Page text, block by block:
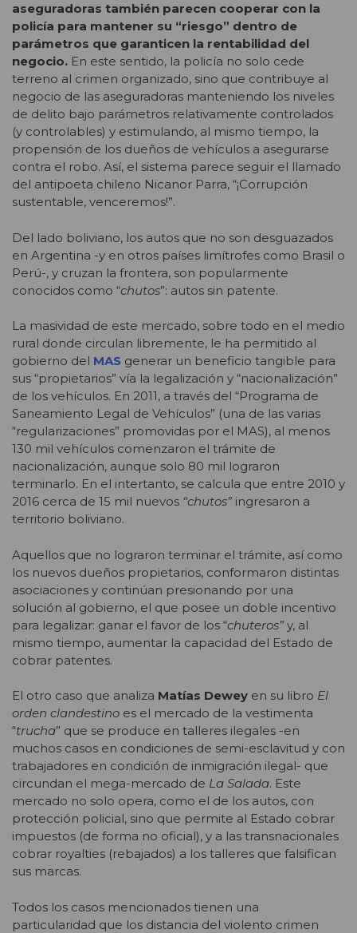
aseguradoras también parecen cooperar con la
policía para mantener su “riesgo” dentro de
parámetros que garanticen la rentabilidad del
negocio. En este sentido, la policía no solo cede
terreno al crimen organizado, sino que contribuye al
negocio de las aseguradoras manteniendo los niveles
de delito bajo parámetros relativamente controlados
(y controlables) y estimulando, al mismo tiempo, la
propensión de los dueños de vehículos a asegurarse
contra el robo. Así, el sistema parece seguir el llamado
del antipoeta chileno Nicanor Parra, “¡Corrupción
sustentable, venceremos!”.
Del lado boliviano, los autos que no son desguazados
en Argentina -y en otros países limítrofes como Brasil o
Perú-, y cruzan la frontera, son popularmente
conocidos como “chutos”: autos sin patente.
La masividad de este mercado, sobre todo en el medio
rural donde circulan libremente, le ha permitido al
gobierno del MAS generar un beneficio tangible para
sus “propietarios” vía la legalización y “nacionalización”
de los vehículos. En 2011, a través del “Programa de
Saneamiento Legal de Vehículos” (una de las varias
“regularizaciones” promovidas por el MAS), al menos
130 mil vehículos comenzaron el trámite de
nacionalización, aunque solo 80 mil lograron
terminarlo. En el intertanto, se calcula que entre 2010 y
2016 cerca de 15 mil nuevos “chutos” ingresaron a
territorio boliviano.
Aquellos que no lograron terminar el trámite, así como
los nuevos dueños propietarios, conformaron distintas
asociaciones y continúan presionando por una
solución al gobierno, el que posee un doble incentivo
para legalizar: ganar el favor de los “chuteros” y, al
mismo tiempo, aumentar la capacidad del Estado de
cobrar patentes.
El otro caso que analiza Matías Dewey en su libro El
orden clandestino es el mercado de la vestimenta
“trucha” que se produce en talleres ilegales -en
muchos casos en condiciones de semi-esclavitud y con
trabajadores en condición de inmigración ilegal- que
circundan el mega-mercado de La Salada. Este
mercado no solo opera, como el de los autos, con
protección policial, sino que permite al Estado cobrar
impuestos (de forma no oficial), y a las transnacionales
cobrar royalties (rebajados) a los talleres que falsifican
sus marcas.
Todos los casos mencionados tienen una
particularidad que los distancia del violento crimen